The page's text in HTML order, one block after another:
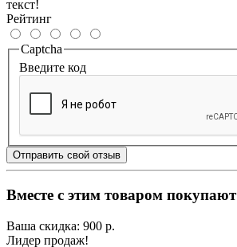
текст!
Рейтинг
Captcha
Введите код
Отправить свой отзыв
Вместе с этим товаром покупают
Ваша скидка: 900 р.
Лидер продаж!